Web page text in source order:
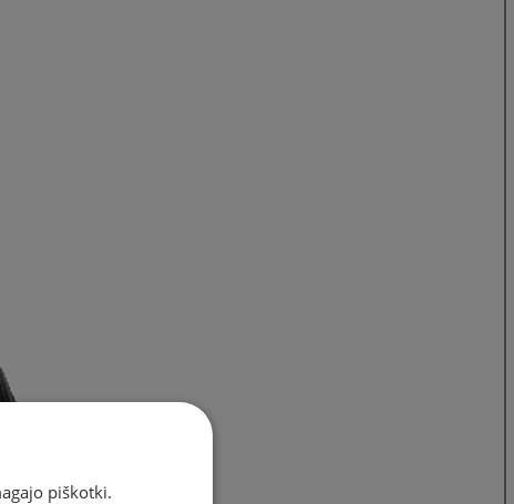
piškotki.